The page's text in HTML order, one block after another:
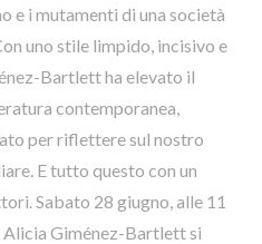
e i mutamenti di una società
uno stile limpido, incisivo e
Bartlett ha elevato il
contemporanea,
per riflettere sul nostro
E tutto questo con un
Sabato 28 giugno, alle 11
Alicia Giménez-Bartlett si